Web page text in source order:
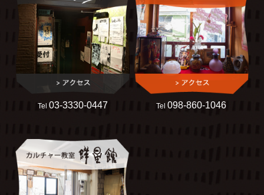
Tel 03-3330-0447 Tel098-860-1046